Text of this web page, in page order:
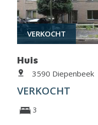
VERKOCHT
Huis
3590 Diepenbeek
VERKOCHT
3